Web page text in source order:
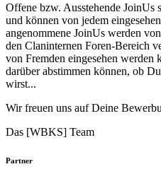
Offene bzw. Ausstehende JoinUs
und können von jedem
angenommene JoinUs werden
den Claninternen Foren-Bereich
von Fremden eingesehen werden
darüber abstimmen können, ob
wirst...
Wir freuen uns auf Deine
Das [WBKS] Team
Partner